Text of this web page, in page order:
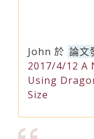
John 於 論文
2017/4/12 A
Using
Size